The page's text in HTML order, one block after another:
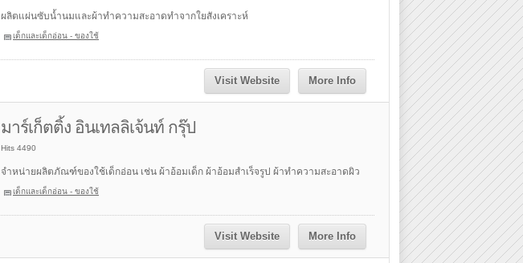
ผลิตแผ่นซับน้ำนมและผ้าทำความสะอาดทำจากใยสังเคราะห์
เด็กและเด็กอ่อน - ของใช้
More Info
Visit Website
มาร์เก็ตติ้ง อินเทลลิเจ้นท์ กรุ๊ป
Hits 4490
จำหน่ายผลิตภัณฑ์ของใช้เด็กอ่อน เช่น ผ้าอ้อมเด็ก ผ้าอ้อมสำเร็จรูป ผ้าทำความสะอาดผิว
เด็กและเด็กอ่อน - ของใช้
More Info
Visit Website